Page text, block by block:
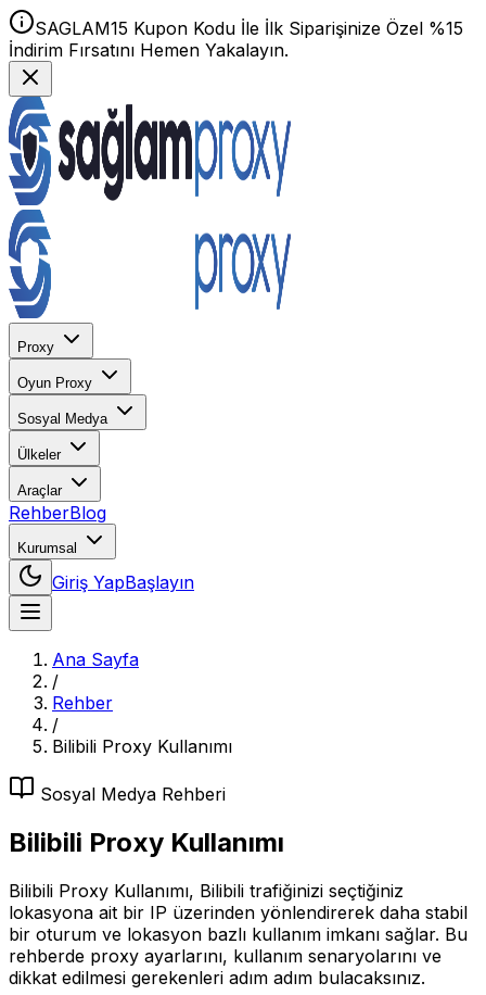
SAGLAM15 Kupon Kodu İle İlk Siparişinize Özel %15
İndirim Fırsatını Hemen Yakalayın.
Proxy
Oyun Proxy
Sosyal Medya
Ülkeler
Araçlar
RehberBlog
Kurumsal
Giriş YapBaşlayın
Ana Sayfa
/
Rehber
/
Bilibili Proxy Kullanımı
Sosyal Medya Rehberi
Bilibili Proxy Kullanımı
Bilibili Proxy Kullanımı, Bilibili trafiğinizi seçtiğiniz
lokasyona ait bir IP üzerinden yönlendirerek daha stabil
bir oturum ve lokasyon bazlı kullanım imkanı sağlar. Bu
rehberde proxy ayarlarını, kullanım senaryolarını ve
dikkat edilmesi gerekenleri adım adım bulacaksınız.